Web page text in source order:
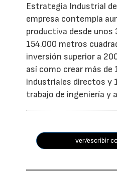
Estrategia Industrial
empresa contempla
productiva desde unos
154.000 metros
inversión superior a
así como crear más de
industriales directos y
trabajo de ingeniería y
ver/escribir